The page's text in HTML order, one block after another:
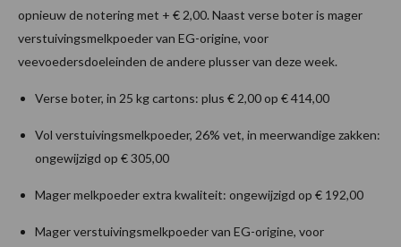
opnieuw de notering met + € 2,00. Naast verse boter is mager
verstuivingsmelkpoeder van EG-origine, voor
veevoedersdoeleinden de andere plusser van deze week.
Verse boter, in 25 kg cartons: plus € 2,00 op € 414,00
Vol verstuivingsmelkpoeder, 26% vet, in meerwandige zakken:
ongewijzigd op € 305,00
Mager melkpoeder extra kwaliteit: ongewijzigd op € 192,00
Mager verstuivingsmelkpoeder van EG-origine, voor